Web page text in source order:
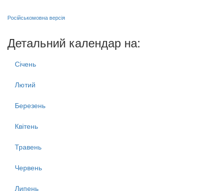
Російськомовна версія
Детальний календар на:
Січень
Лютий
Березень
Квітень
Травень
Червень
Липень